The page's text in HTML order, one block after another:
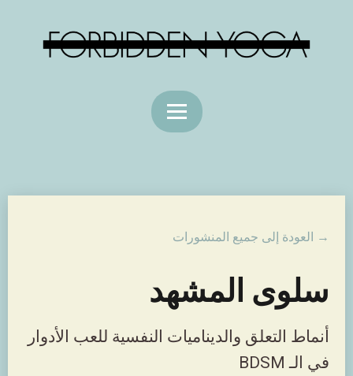
→ العودة إلى جميع المنشورات
سلوى المشهد
أنماط التعلق والديناميات النفسية للعب الأدوار
في الـ BDSM